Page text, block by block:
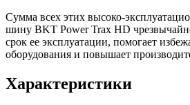
Сумма всех этих высоко-
шину BKT Power Trax HD
срок ее эксплуатации, помогает
оборудования и повышает
Характеристики